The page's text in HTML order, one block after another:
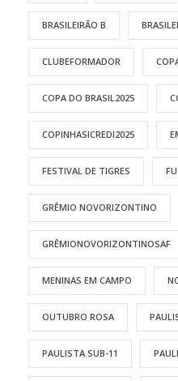
BRASILEIRÃO B
CLUBEFORMADOR
COPA DO BRASIL2025
COPINHASICREDI2025
FESTIVAL DE TIGRES
GRÊMIO NOVORIZONTINO
GRÊMIONOVORIZONTINOSAF
MENINAS EM CAMPO
OUTUBRO ROSA
PAULISTA SUB-11